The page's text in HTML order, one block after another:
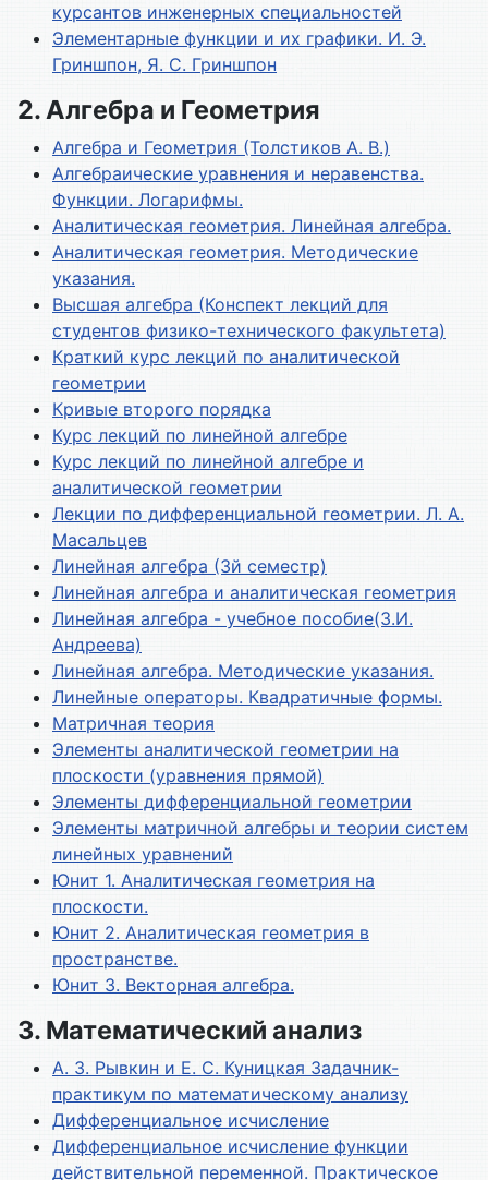
курсантов инженерных специальностей
Элементарные функции и их графики. И. Э.
Гриншпон, Я. С. Гриншпон
2. Алгебра и Геометрия
Алгебра и Геометрия (Толстиков А. В.)
Алгебраические уравнения и неравенства.
Функции. Логарифмы.
Аналитическая геометрия. Линейная алгебра.
Аналитическая геометрия. Методические
указания.
Высшая алгебра (Конспект лекций для
студентов физико-технического факультета)
Краткий курс лекций по аналитической
геометрии
Кривые второго порядка
Курс лекций по линейной алгебре
Курс лекций по линейной алгебре и
аналитической геометрии
Лекции по дифференциальной геометрии. Л. А.
Масальцев
Линейная алгебра (3й семестр)
Линейная алгебра и аналитическая геометрия
Линейная алгебра - учебное пособие(З.И.
Андреева)
Линейная алгебра. Методические указания.
Линейные операторы. Квадратичные формы.
Матричная теория
Элементы аналитической геометрии на
плоскости (уравнения прямой)
Элементы дифференциальной геометрии
Элементы матричной алгебры и теории систем
линейных уравнений
Юнит 1. Аналитическая геометрия на
плоскости.
Юнит 2. Аналитическая геометрия в
пространстве.
Юнит 3. Векторная алгебра.
3. Математический анализ
А. З. Рывкин и Е. С. Куницкая Задачник-
практикум по математическому анализу
Дифференциальное исчисление
Дифференциальное исчисление функции
действительной переменной. Практическое